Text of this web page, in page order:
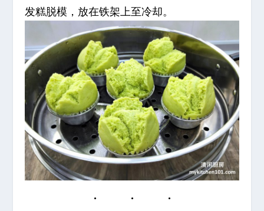
发糕脱模，放在铁架上至冷却。